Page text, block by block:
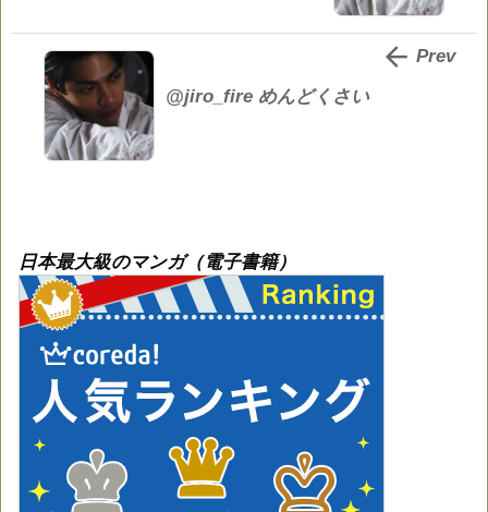
@jiro_fire めんどくさい
 Prev
日本最大級のマンガ（電子書籍）